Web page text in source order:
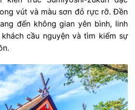
vút và màu sơn đỏ rực rỡ. Đền
đến không gian yên bình, linh
cầu nguyện và tìm kiếm sự